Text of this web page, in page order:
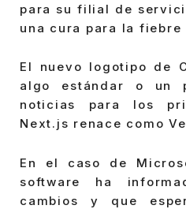
para su filial de
una cura para la fiebre
El nuevo logotipo de
algo estándar o un
noticias para los
Next.js renace como
En el caso de
software ha
cambios y que